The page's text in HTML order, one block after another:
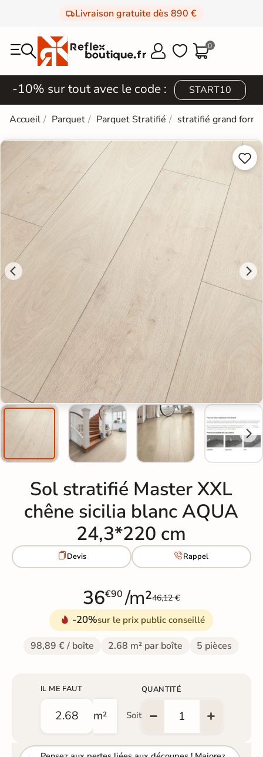
Livraison gratuite dès 890 €
  0
-10% sur tout avec le code : START10
Accueil Parquet Parquet Stratifié stratifié grand


Sol stratifié Master XXL
chêne sicilia blanc AQUA
24,3*220 cm
Devis Rappel
36€90 /m²46,12 €
-20%sur le prix public conseillé
98,89 € / boîte 2.68 m² par boîte 5 pièces
IL ME FAUT
m² Soit
QUANTITÉ